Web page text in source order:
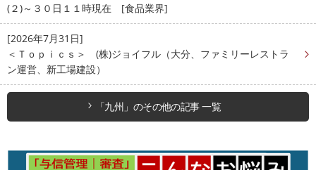
(２)～３０日１１時現在 [食品業界]
[2026年7月31日]
＜Ｔｏｐｉｃｓ＞ (株)ジョイフル（大分、ファミリーレストラ
ン運営、新工場建設）
「九州」のその他の記事 一覧